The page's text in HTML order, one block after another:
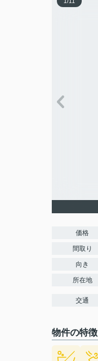
価格
間取り
向き
所在地
交通
物件の特徴